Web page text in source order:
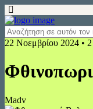
22 Νοεμβρίου 2024 • 2
Madv